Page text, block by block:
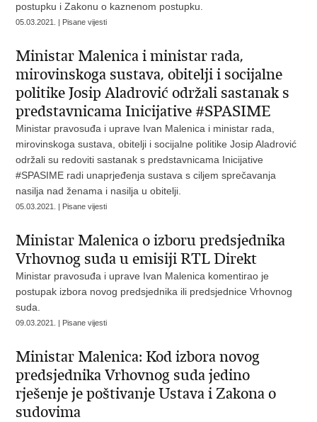
postupku i Zakonu o kaznenom postupku.
05.03.2021. | Pisane vijesti
Ministar Malenica i ministar rada,
mirovinskoga sustava, obitelji i socijalne
politike Josip Aladrović održali sastanak s
predstavnicama Inicijative #SPASIME
Ministar pravosuđa i uprave Ivan Malenica i ministar rada,
mirovinskoga sustava, obitelji i socijalne politike Josip Aladrović
održali su redoviti sastanak s predstavnicama Inicijative
#SPASIME radi unaprjeđenja sustava s ciljem sprečavanja
nasilja nad ženama i nasilja u obitelji.
05.03.2021. | Pisane vijesti
Ministar Malenica o izboru predsjednika
Vrhovnog suda u emisiji RTL Direkt
Ministar pravosuđa i uprave Ivan Malenica komentirao je
postupak izbora novog predsjednika ili predsjednice Vrhovnog
suda.
09.03.2021. | Pisane vijesti
Ministar Malenica: Kod izbora novog
predsjednika Vrhovnog suda jedino
rješenje je poštivanje Ustava i Zakona o
sudovima